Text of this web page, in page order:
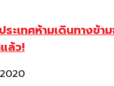
ะเทศห้ามเดินทางข้า
ล้ว!